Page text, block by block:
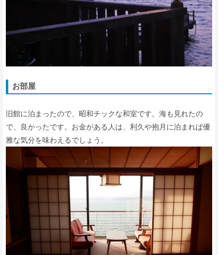
お部屋
旧館に泊まったので、昭和チックな和室です。海も見れたの
で、良かったです。お金がある人は、利久や抱月に泊まれば優
雅な気分を味わえるでしょう。